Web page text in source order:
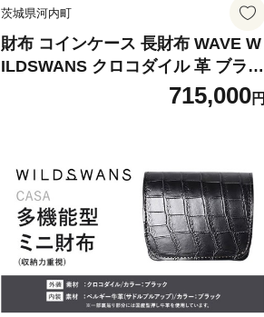
茨城県河内町
財布 コインケース 長財布 WAVE W
ILDSWANS クロコダイル 革 ブラッ
ク 有限会社ケイズファクトリー《1
20日以内に出荷予定(土日祝除く)》
715,000円